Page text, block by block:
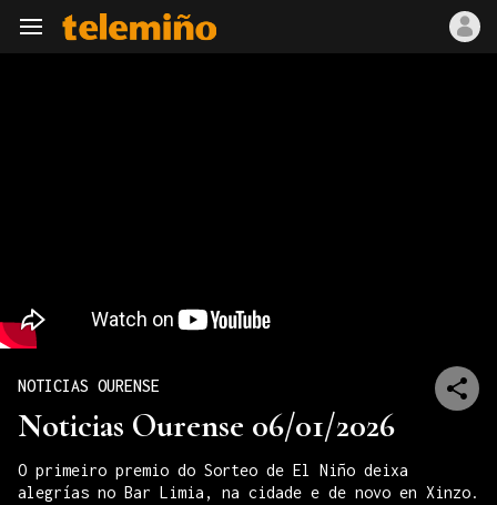
Navegación
NOTICIAS OURENSE
Noticias Ourense 06/01/2026
O primeiro premio do Sorteo de El Niño deixa
alegrías no Bar Limia, na cidade e de novo en Xinzo.